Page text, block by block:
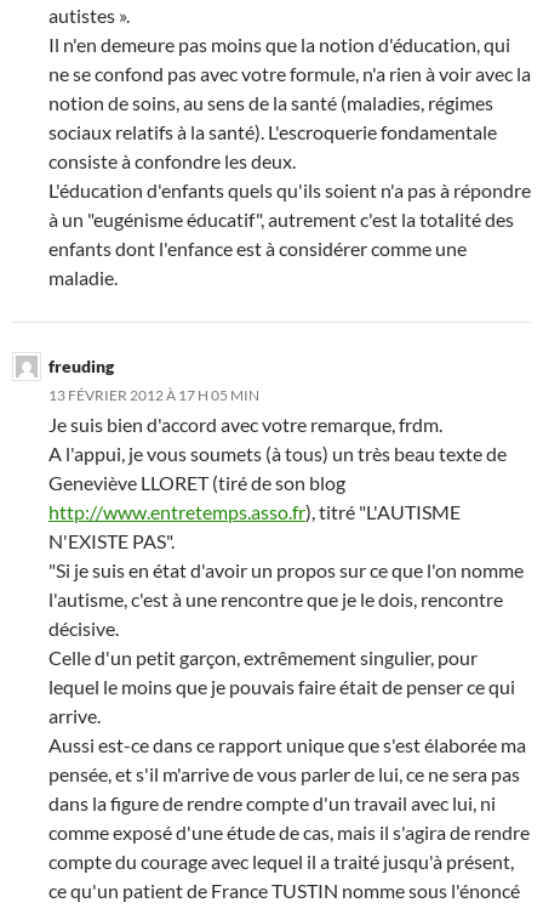
autistes ».
Il n'en demeure pas moins que la notion d'éducation, qui
ne se confond pas avec votre formule, n'a rien à voir avec la
notion de soins, au sens de la santé (maladies, régimes
sociaux relatifs à la santé). L'escroquerie fondamentale
consiste à confondre les deux.
L'éducation d'enfants quels qu'ils soient n'a pas à répondre
à un "eugénisme éducatif", autrement c'est la totalité des
enfants dont l'enfance est à considérer comme une
maladie.
freuding
13 FÉVRIER 2012 À 17 H 05 MIN
Je suis bien d'accord avec votre remarque, frdm.
A l'appui, je vous soumets (à tous) un très beau texte de
Geneviève LLORET (tiré de son blog
http://www.entretemps.asso.fr), titré "L'AUTISME
N'EXISTE PAS".
"Si je suis en état d'avoir un propos sur ce que l'on nomme
l'autisme, c'est à une rencontre que je le dois, rencontre
décisive.
Celle d'un petit garçon, extrêmement singulier, pour
lequel le moins que je pouvais faire était de penser ce qui
arrive.
Aussi est-ce dans ce rapport unique que s'est élaborée ma
pensée, et s'il m'arrive de vous parler de lui, ce ne sera pas
dans la figure de rendre compte d'un travail avec lui, ni
comme exposé d'une étude de cas, mais il s'agira de rendre
compte du courage avec lequel il a traité jusqu'à présent,
ce qu'un patient de France TUSTIN nomme sous l'énoncé